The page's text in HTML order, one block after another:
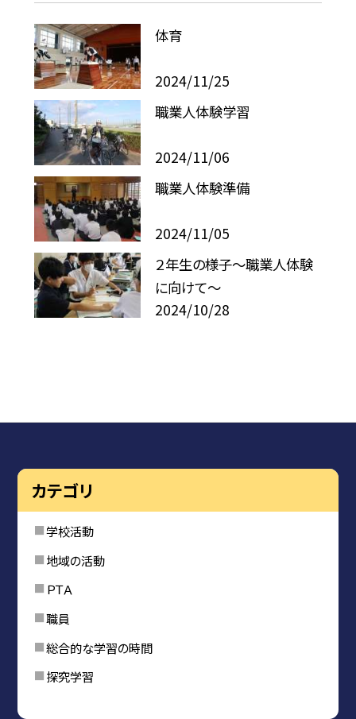
体育
2024/11/25
職業人体験学習
2024/11/06
職業人体験準備
2024/11/05
２年生の様子〜職業人体験
に向けて〜
2024/10/28
カテゴリ
学校活動
地域の活動
ＰＴＡ
職員
総合的な学習の時間
探究学習